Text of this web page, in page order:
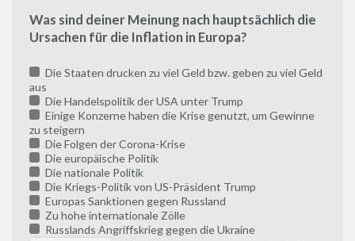
Was sind deiner Meinung nach hauptsächlich die
Ursachen für die Inflation in Europa?
Die Staaten drucken zu viel Geld bzw. geben zu viel Geld
aus
Die Handelspolitik der USA unter Trump
Einige Konzerne haben die Krise genutzt, um Gewinne
zu steigern
Die Folgen der Corona-Krise
Die europäische Politik
Die nationale Politik
Die Kriegs-Politik von US-Präsident Trump
Europas Sanktionen gegen Russland
Zu hohe internationale Zölle
Russlands Angriffskrieg gegen die Ukraine